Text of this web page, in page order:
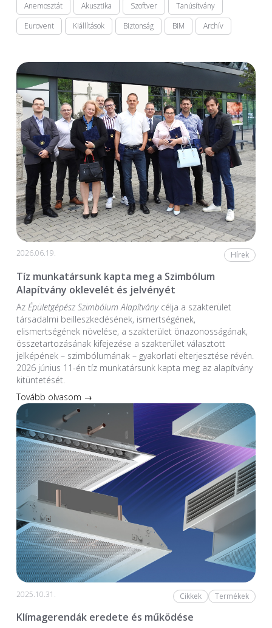
Anemosztát
Akusztika Szoftver
Tanúsítvány
Eurovent
Kiállítások Biztonság BIM Archív
2026.06.19. Hírek
Tíz munkatársunk kapta meg a Szimbólum
Alapítvány oklevelét és jelvényét
Az Épületgépész Szimbólum Alapítványcélja a szakterület
társadalmi beilleszkedésének, ismertségének,
elismertségének növelése, a szakterület önazonosságának,
összetartozásának kifejezése a szakterület választott
jelképének – szimbólumának – gyakorlati elterjesztése révén.
2026 június 11-én tíz munkatársunk kapta meg az alapítvány
kitüntetését.
Tovább olvasom →
2025.10.31. Cikkek Termékek
Klímagerendák eredete és működése